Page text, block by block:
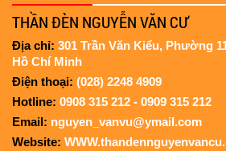
Di dời chính
Diệu Đế
Nâng công
THẦN ĐÈN NGUYỄN VĂN CƯ
Địa chỉ: 301 Trần Văn Kiểu, Phường
Hồ Chí Minh
Điện thoại: (028) 2248 4909
Hotline: 0908 315 212 - 0909 315 212
Email: nguyen_vanvu@ymail.com
Website: